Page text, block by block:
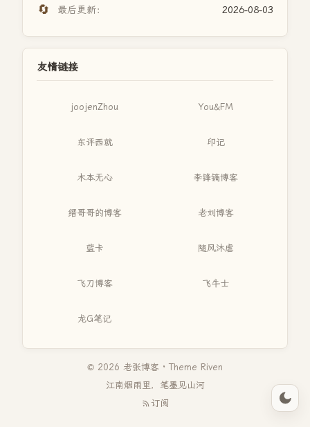
🔄 最后更新： 2026-08-03
友情链接
joojenZhou You&FM
东评西就 印记
木本无心 李锋镝博客
缙哥哥的博客 老刘博客
蓝卡 随风沐虐
飞刀博客 飞牛士
龙G笔记
© 2026 老张博客 · Theme Riven
江南烟雨里，笔墨见山河
订阅